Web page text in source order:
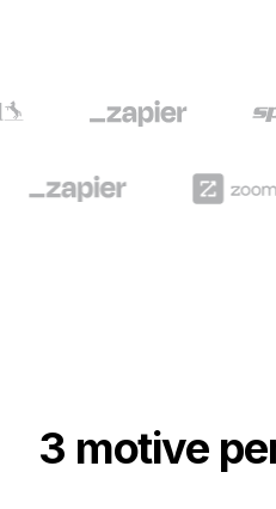
3 motive